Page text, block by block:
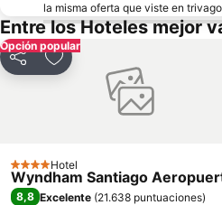
la misma oferta que viste en
Entre los Hoteles mejor
Opción popular
CompartirAñadir a favoritos
4 Estrellas
Hotel
Wyndham Santiago
8,8 Excelente (21.638 puntuaciones)